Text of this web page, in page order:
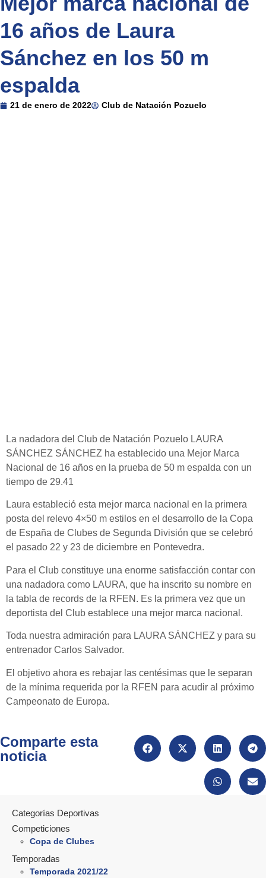
16 años de Laura
Sánchez en los 50 m
espalda
21 de enero de 2022 Club de Natación Pozuelo
La nadadora del Club de Natación Pozuelo LAURA
SÁNCHEZ SÁNCHEZ ha establecido una Mejor Marca
Nacional de 16 años en la prueba de 50 m espalda con un
tiempo de 29.41
Laura estableció esta mejor marca nacional en la primera
posta del relevo 4×50 m estilos en el desarrollo de la Copa
de España de Clubes de Segunda División que se celebró
el pasado 22 y 23 de diciembre en Pontevedra.
Para el Club constituye una enorme satisfacción contar con
una nadadora como LAURA, que ha inscrito su nombre en
la tabla de records de la RFEN. Es la primera vez que un
deportista del Club establece una mejor marca nacional.
Toda nuestra admiración para LAURA SÁNCHEZ y para su
entrenador Carlos Salvador.
El objetivo ahora es rebajar las centésimas que le separan
de la mínima requerida por la RFEN para acudir al próximo
Campeonato de Europa.
Comparte esta
noticia
Categorías Deportivas
Competiciones
Copa de Clubes
Temporadas
Temporada 2021/22